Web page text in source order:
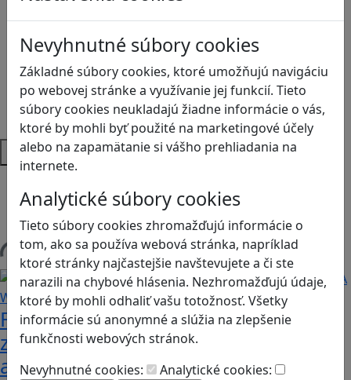
Nevyhnutné súbory cookies
Základné súbory cookies, ktoré umožňujú navigáciu
po webovej stránke a využívanie jej funkcií. Tieto
súbory cookies neukladajú žiadne informácie o vás,
ktoré by mohli byť použité na marketingové účely
alebo na zapamätanie si vášho prehliadania na
internete.
Analytické súbory cookies
Tieto súbory cookies zhromažďujú informácie o
tom, ako sa používa webová stránka, napríklad
ktoré stránky najčastejšie navštevujete a či ste
narazili na chybové hlásenia. Nezhromažďujú údaje,
ktoré by mohli odhaliť vašu totožnosť. Všetky
informácie sú anonymné a slúžia na zlepšenie
funkčnosti webových stránok.
Nevyhnutné cookies:
Analytické cookies:
Logické myslenie
Ľudské práva a tolerancia
Motorika a koncentrácia
Programovanie/Technika
Sociálne zručnosti a kooperácia
Strategické myslenie
Zdravie a pohyb
Platformy
Herná konzola
Stolové, kartové
Načítam blogy
Fotografujte zvieratká, aby ste
zachránili ostrov v Alba: A Wildlife
adventure